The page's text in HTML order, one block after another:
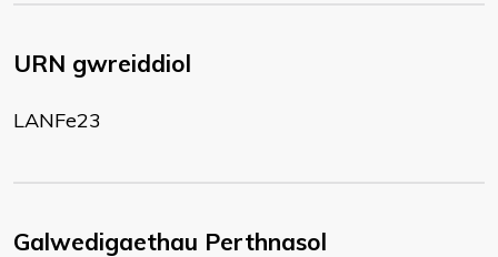
URN gwreiddiol
LANFe23
Galwedigaethau Perthnasol